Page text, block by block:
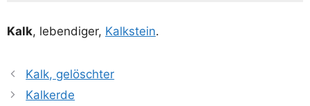
Kalk, leben­di­ger, Kalk­stein.
Kalk, gelöschter
Kalkerde